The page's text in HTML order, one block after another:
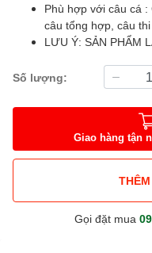
Phù hợp với câu cá
câu tổng hợp, câu
LƯU Ý: SẢN PHẨM
Số lượng:
Giao hàng tận
Gọi đặt mua